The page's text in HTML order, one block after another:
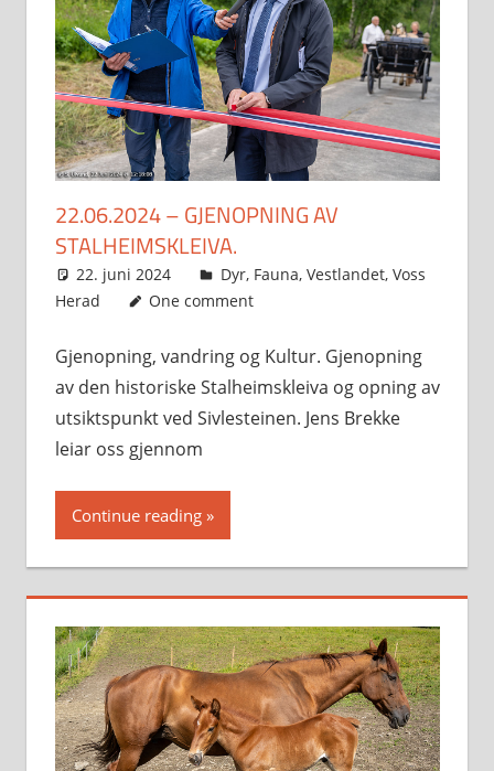
22.06.2024 – GJENOPNING AV
STALHEIMSKLEIVA.
22. juni 2024 Svein
Dyr, Fauna, Vestlandet, Voss
Herad
One comment
Gjenopning, vandring og Kultur. Gjenopning
av den historiske Stalheimskleiva og opning av
utsiktspunkt ved Sivlesteinen. Jens Brekke
leiar oss gjennom
Continue reading